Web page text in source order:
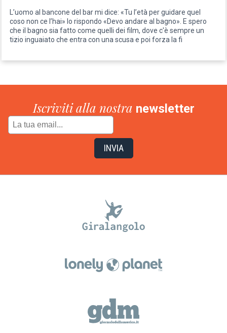
L’uomo al bancone del bar mi dice: «Tu l’età per guidare quel
coso non ce l’hai» Io rispondo «Devo andare al bagno». E spero
che il bagno sia fatto come quelli dei film, dove c'è sempre un
tizio inguaiato che entra con una scusa e poi forza la fi
Iscriviti alla nostra newsletter